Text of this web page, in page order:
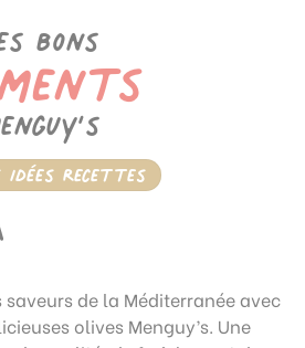
bons
idées recettes
de la Méditerranée avec
olives Menguy’s. Une